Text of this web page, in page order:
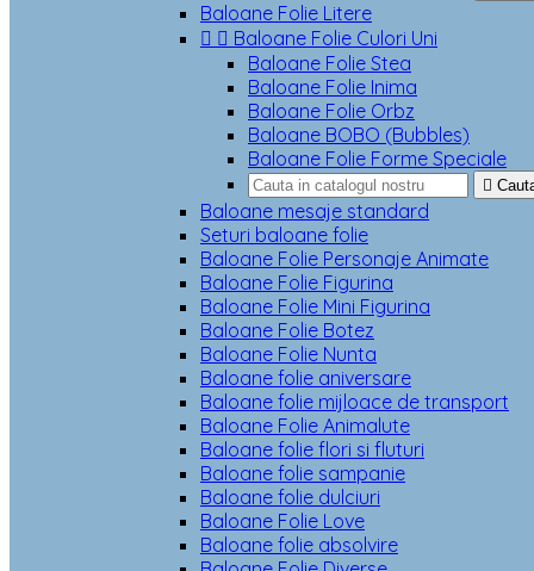
Baloane Folie Litere
  Baloane Folie Culori Uni
Baloane Folie Stea
Baloane Folie Inima
Baloane Folie Orbz
Baloane BOBO (Bubbles)
Baloane Folie Forme Speciale

Baloane mesaje standard
Seturi baloane folie
Baloane Folie Personaje Animate
Baloane Folie Figurina
Baloane Folie Mini Figurina
Baloane Folie Botez
Baloane Folie Nunta
Baloane folie aniversare
Baloane folie mijloace de transport
Baloane Folie Animalute
Baloane folie flori si fluturi
Baloane folie sampanie
Baloane folie dulciuri
Baloane Folie Love
Baloane folie absolvire